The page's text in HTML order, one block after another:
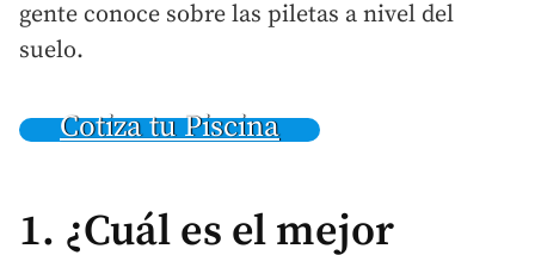
gente conoce sobre las piletas a nivel del
suelo.
Cotiza tu Piscina
1. ¿Cuál es el mejor